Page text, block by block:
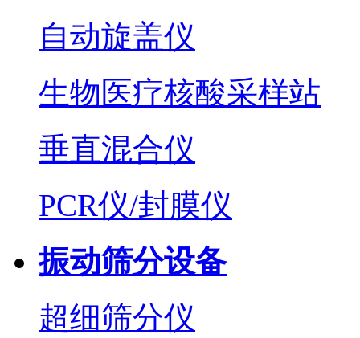
自动旋盖仪
生物医疗核酸采样站
垂直混合仪
PCR仪/封膜仪
振动筛分设备
超细筛分仪